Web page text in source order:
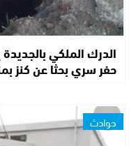
الدرك الملكي
حفر سري بحثا عن كنز
حوادث